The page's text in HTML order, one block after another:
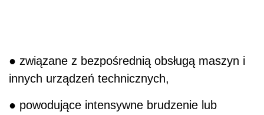
● związane z bezpośrednią obsługą maszyn i
innych urządzeń technicznych,
● powodujące intensywne brudzenie lub